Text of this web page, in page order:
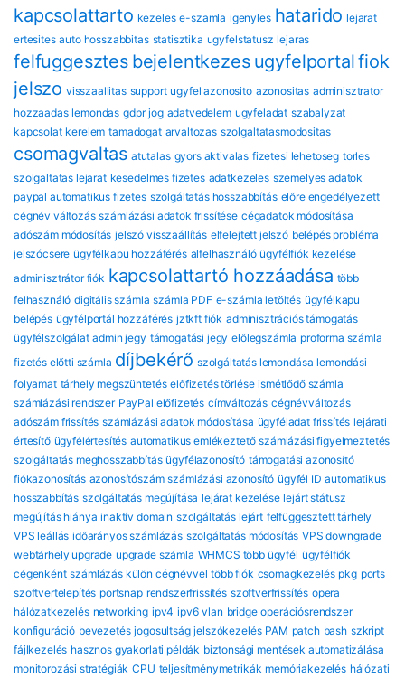
kapcsolattarto kezeles e-szamla igenyles hatarido lejarat
ertesites auto hosszabbitas statisztika ugyfelstatusz lejaras
felfuggesztes bejelentkezes ugyfelportalfiok
jelszo visszaallitas support ugyfel azonosito azonositas adminisztrator
hozzaadas lemondas gdpr jog adatvedelem ugyfeladat szabalyzat
kapcsolat kerelem tamadogat arvaltozas szolgaltatasmodositas
csomagvaltas atutalas gyors aktivalas fizetesi lehetoseg torles
szolgaltatas lejarat kesedelmes fizetes adatkezeles szemelyes adatok
paypal automatikus fizetes szolgáltatás hosszabbítás előre engedélyezett
cégnév változás számlázási adatok frissítése cégadatok módosítása
adószám módosítás jelszó visszaállítás elfelejtett jelszó belépés probléma
jelszócsere ügyfélkapu hozzáférés alfelhasználó ügyfélfiók kezelése
adminisztrátor fiók kapcsolattartó hozzáadása több
felhasználó digitális számla számla PDF e-számla letöltés ügyfélkapu
belépés ügyfélportál hozzáférés jztkft fiók adminisztrációs támogatás
ügyfélszolgálat admin jegy támogatási jegy előlegszámla proforma számla
fizetés előtti számla díjbekérő szolgáltatás lemondása lemondási
folyamat tárhely megszüntetés előfizetés törlése ismétlődő számla
számlázási rendszer PayPal előfizetés címváltozás cégnévváltozás
adószám frissítés számlázási adatok módosítása ügyféladat frissítés lejárati
értesítő ügyfélértesítés automatikus emlékeztető számlázási figyelmeztetés
szolgáltatás meghosszabbítás ügyfélazonosító támogatási azonosító
fiókazonosítás azonosítószám számlázási azonosító ügyfél ID automatikus
hosszabbítás szolgáltatás megújítása lejárat kezelése lejárt státusz
megújítás hiánya inaktív domain szolgáltatás lejárt felfüggesztett tárhely
VPS leállás időarányos számlázás szolgáltatás módosítás VPS downgrade
webtárhely upgrade upgrade számla WHMCS több ügyfél ügyfélfiók
cégenként számlázás külön cégnévvel több fiók csomagkezelés pkg ports
szoftvertelepítés portsnap rendszerfrissítés szoftverfrissítés opera
hálózatkezelés networking ipv4 ipv6 vlan bridge operációsrendszer
konfiguráció bevezetés jogosultság jelszókezelés PAM patch bash szkript
fájlkezelés hasznos gyakorlati példák biztonsági mentések automatizálása
monitorozási stratégiák CPU teljesítménymetrikák memóriakezelés hálózati